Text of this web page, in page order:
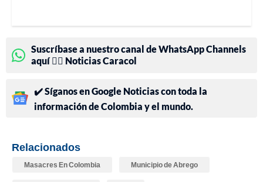
Suscríbase a nuestro canal de WhatsApp Channels
aquí 👉🏻 Noticias Caracol
✔️ Síganos en Google Noticias con toda la
información de Colombia y el mundo.
Relacionados
Masacres En Colombia Municipio de Abrego